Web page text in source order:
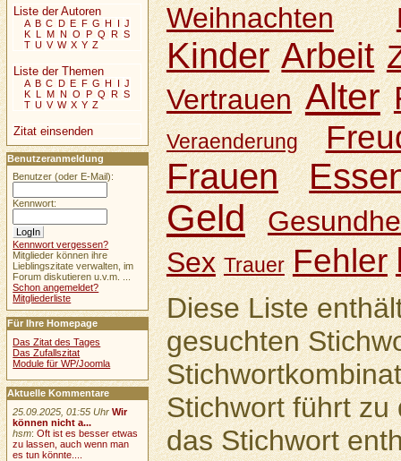
Weihnachten
Kinder Arbeit
Vertrauen Alter
Veraenderung
Frauen
Geld
Sex Trauer Fehler
Diese Liste
gesuchten
Stichwort führt zu
das Stichwort
Liste der Autoren
A B C D E F G H I J
K L M N O P Q R S
T U V W X Y Z
Liste der Themen
A B C D E F G H I J
K L M N O P Q R S
T U V W X Y Z
Zitat einsenden
Benutzeranmeldung
Benutzer (oder E-Mail):
Kennwort:
Kennwort vergessen?
Mitglieder können ihre
Lieblingszitate verwalten, im
Forum diskutieren u.v.m. ...
Schon angemeldet?
Mitgliederliste
Für Ihre Homepage
Das Zitat des Tages
Das Zufallszitat
Module für WP/Joomla
Aktuelle Kommentare
25.09.2025, 01:55 Uhr Wir
können nicht a...
hsm:Oft ist es besser etwas
zu lassen, auch wenn man
es tun könnte....